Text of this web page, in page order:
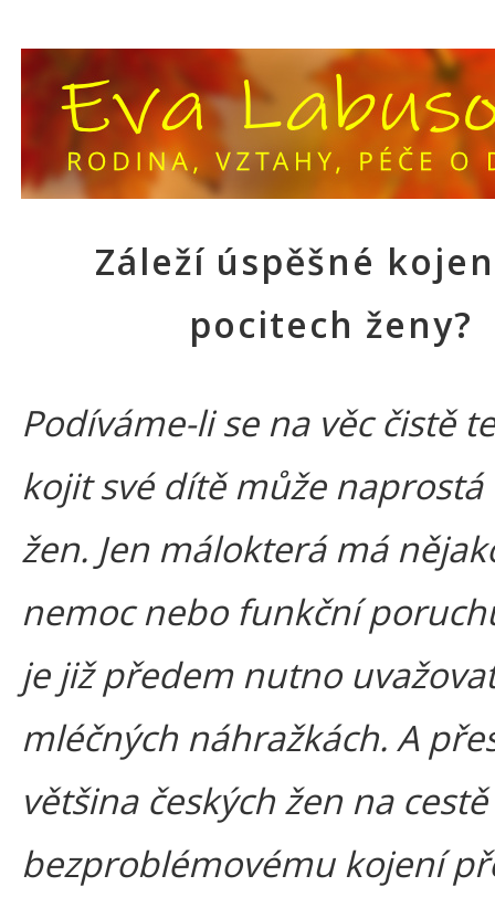
Záleží úspěšné
pocitech ženy?
Podíváme-li se na věc čistě
kojit své dítě může naprostá
žen. Jen málokterá má
nemoc nebo funkční
je již předem nutno
mléčných náhražkách. A
většina českých žen na
bezproblémovému kojení